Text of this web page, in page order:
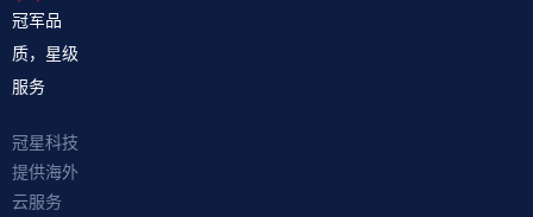
冠军品
质，星级
服务
冠星科技
提供海外
云服务